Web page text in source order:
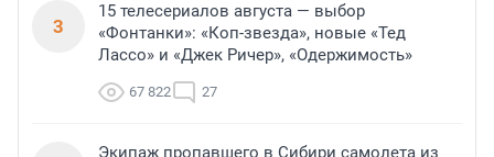
3
15 телесериалов августа — выбор
«Фонтанки»: «Коп-звезда», новые «Тед
Лассо» и «Джек Ричер», «Одержимость»
67 822 27
Экипаж пропавшего в Сибири самолета из